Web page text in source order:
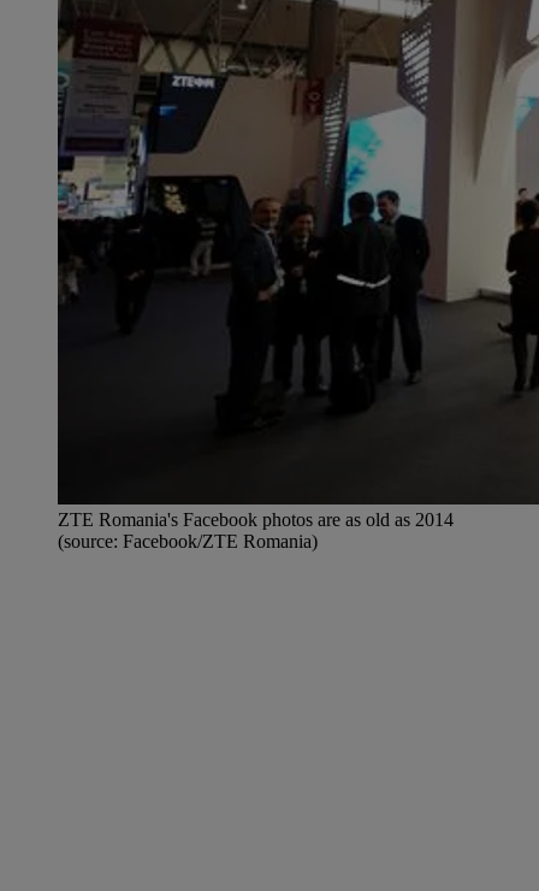
ZTE Romania's Facebook photos are as old as 2014
(source: Facebook/ZTE Romania)